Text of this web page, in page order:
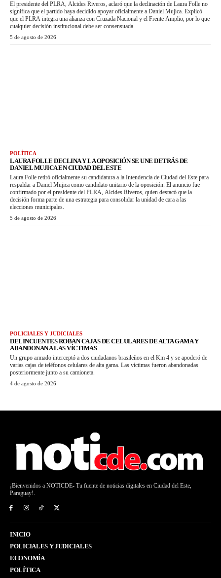
El presidente del PLRA, Alcides Riveros, aclaró que la declinación de Laura Folle no
significa que el partido haya decidido apoyar oficialmente a Daniel Mujica. Explicó
que el PLRA integra una alianza con Cruzada Nacional y el Frente Amplio, por lo que
cualquier decisión institucional debe ser consensuada.
5 de agosto de 2026
POLÍTICA
LAURA FOLLE DECLINA Y LA OPOSICIÓN SE UNE DETRÁS DE
DANIEL MUJICA EN CIUDAD DEL ESTE
Laura Folle retiró oficialmente su candidatura a la Intendencia de Ciudad del Este para
respaldar a Daniel Mujica como candidato unitario de la oposición. El anuncio fue
confirmado por el presidente del PLRA, Alcides Riveros, quien destacó que la
decisión forma parte de una estrategia para consolidar la unidad de cara a las
elecciones municipales.
5 de agosto de 2026
POLICIALES Y JUDICIALES
DELINCUENTES ROBAN CAJAS DE CELULARES DE ALTA GAMA Y
ABANDONAN A LAS VÍCTIMAS
Un grupo armado interceptó a dos ciudadanos brasileños en el Km 4 y se apoderó de
varias cajas de teléfonos celulares de alta gama. Las víctimas fueron abandonadas
posteriormente junto a su camioneta.
4 de agosto de 2026
¡Bienvenidos a NOTICDE- Tu fuente de noticias digitales en Ciudad del Este,
Paraguay!.
INICIO
POLICIALES Y JUDICIALES
ECONOMÍA
POLÍTICA